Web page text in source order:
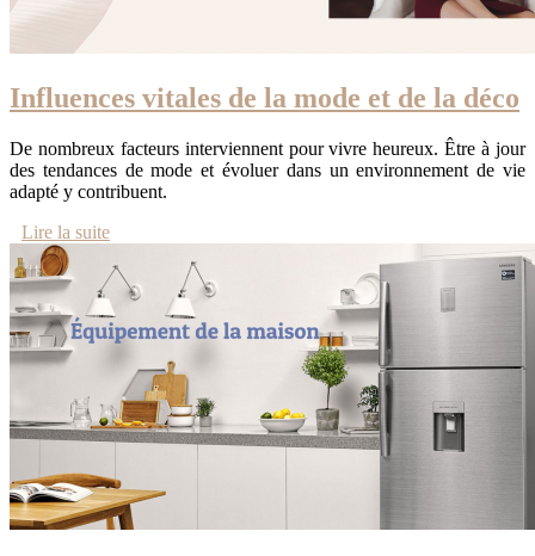
Influences vitales de la mode et de la déco
De nombreux facteurs interviennent pour vivre heureux. Être à jour
des tendances de mode et évoluer dans un environnement de vie
adapté y contribuent.
Lire la suite